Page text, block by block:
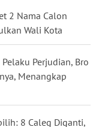
2 Nama Calon
Wali Kota
Perjudian, Bro
Menangkap
8 Caleg Diganti,